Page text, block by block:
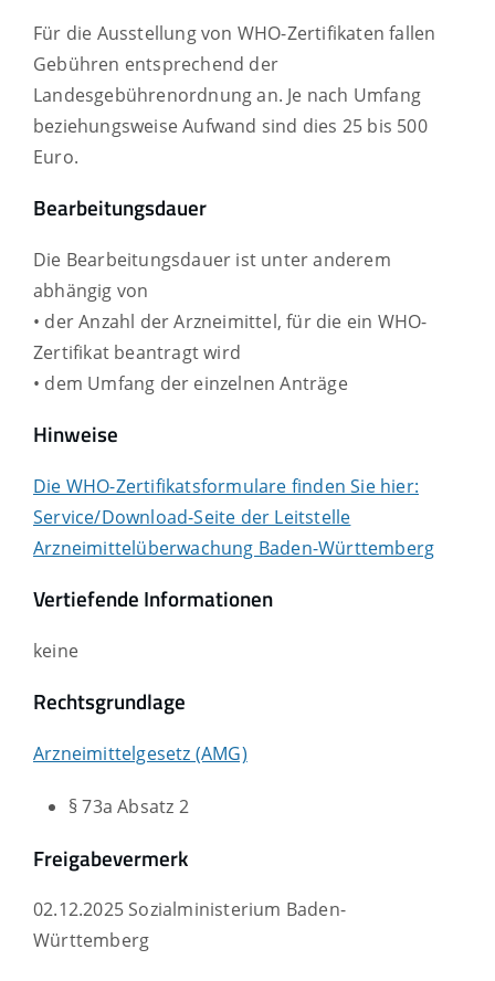
Für die Ausstellung von WHO-Zertifikaten fallen
Gebühren entsprechend der
Landesgebührenordnung an. Je nach Umfang
beziehungsweise Aufwand sind dies 25 bis 500
Euro.
Bearbeitungsdauer
Die Bearbeitungsdauer ist unter anderem
abhängig von
• der Anzahl der Arzneimittel, für die ein WHO-
Zertifikat beantragt wird
• dem Umfang der einzelnen Anträge
Hinweise
Die WHO-Zertifikatsformulare finden Sie hier:
Service/Download-Seite der Leitstelle
Arzneimittelüberwachung Baden-Württemberg
Vertiefende Informationen
keine
Rechtsgrundlage
Arzneimittelgesetz (AMG)
§ 73a Absatz 2
Freigabevermerk
02.12.2025 Sozialministerium Baden-
Württemberg